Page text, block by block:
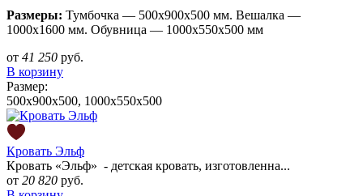
Размеры: Тумбочка — 500х900х500 мм. Вешалка —
1000х1600 мм. Обувница — 1000х550х500 мм
от 41 250 руб.
В корзину
Размер:
500х900х500, 1000х550х500
Кровать Эльф
Кровать «Эльф» - детская кровать, изготовленна...
от 20 820 руб.